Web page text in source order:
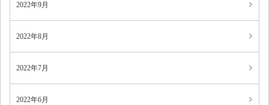
2022年9月
2022年8月
2022年7月
2022年6月